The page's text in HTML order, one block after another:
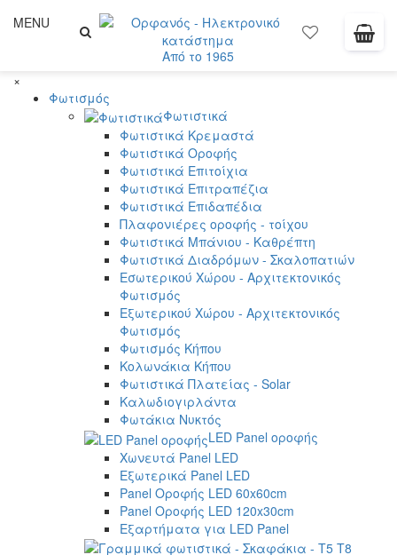
MENU
Από το 1965
×
Φωτισμός
Φωτιστικά
Φωτιστικά Κρεμαστά
Φωτιστικά Οροφής
Φωτιστικά Επιτοίχια
Φωτιστικά Επιτραπέζια
Φωτιστικά Επιδαπέδια
Πλαφονιέρες οροφής - τοίχου
Φωτιστικά Μπάνιου - Καθρέπτη
Φωτιστικά Διαδρόμων - Σκαλοπατιών
Εσωτερικού Χώρου - Αρχιτεκτονικός
Φωτισμός
Εξωτερικού Χώρου - Αρχιτεκτονικός
Φωτισμός
Φωτισμός Κήπου
Κολωνάκια Κήπου
Φωτιστικά Πλατείας - Solar
Καλωδιογιρλάντα
Φωτάκια Νυκτός
LED Panel οροφής
Χωνευτά Panel LED
Εξωτερικά Panel LED
Panel Οροφής LED 60x60cm
Panel Οροφής LED 120x30cm
Εξαρτήματα για LED Panel